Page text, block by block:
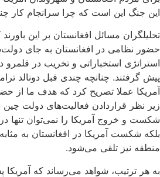
این جنگ این است که چرا سرانجام کار
تحلیلگران مسائل افغانستان بر این
حضور نظامی در افغانستان به جای
استراتژی استخباراتی و تخریب در
پیش گرفتند. چنانچه چندی قبل دونالد
آمریکا عملا تصریح کرد که هدف ما از
زیر نظر قراردادن فعالیت‌های دولت چین
شکست و خروج آمریکا را نمی‌توان تنها
بلکه شکست آمریکا در افغانستان به
منطقه نیز تلقی می‌شود.
به هر ترتیب، شواهد می‌رساند که